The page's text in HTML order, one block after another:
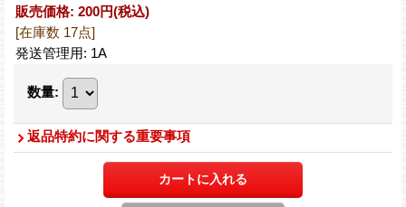
販売価格: 200円(税込)
[在庫数 17点]
発送管理用: 1A
数量:
返品特約に関する重要事項